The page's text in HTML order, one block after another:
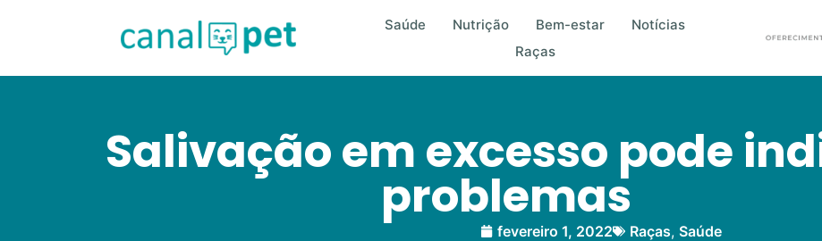
Saúde Nutrição Bem-estar
Notícias
Raças
Salivação em excesso pode
problemas
fevereiro 1, 2022 Raças, Saúde